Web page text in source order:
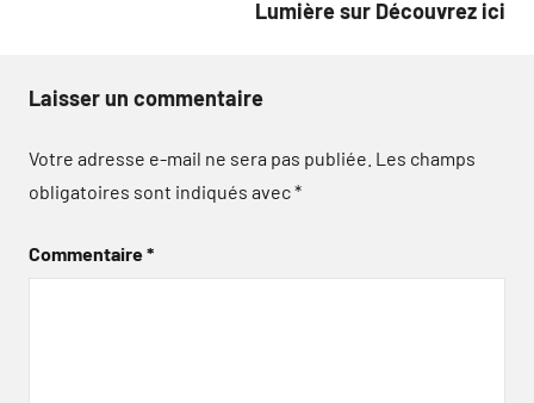
Lumière sur Découvrez ici
Laisser un commentaire
Votre adresse e-mail ne sera pas publiée. Les champs
obligatoires sont indiqués avec*
Commentaire*